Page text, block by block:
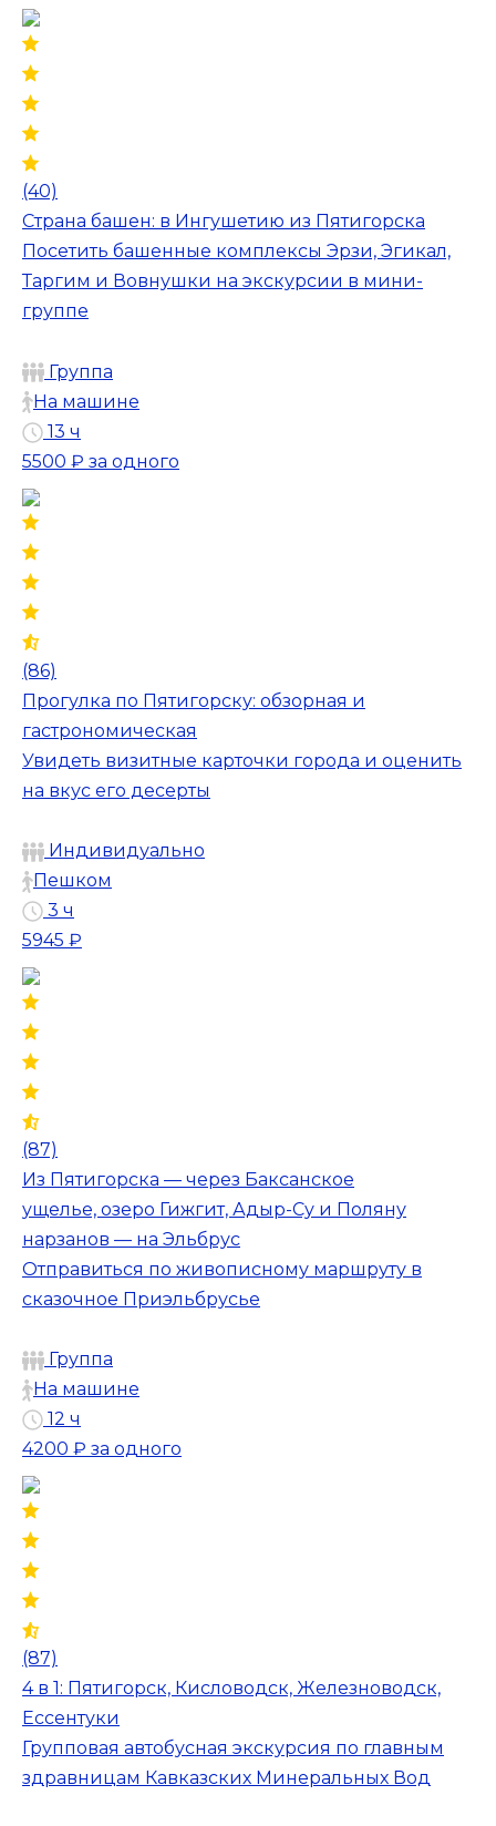
(40)
Страна башен: в Ингушетию из Пятигорска
Посетить башенные комплексы Эрзи, Эгикал,
Таргим и Вовнушки на экскурсии в мини-
группе
Группа
На машине
13 ч
5500 ₽ за одного
(86)
Прогулка по Пятигорску: обзорная и
гастрономическая
Увидеть визитные карточки города и оценить
на вкус его десерты
Индивидуально
Пешком
3 ч
5945 ₽
(87)
Из Пятигорска — через Баксанское
ущелье, озеро Гижгит, Адыр-Су и Поляну
нарзанов — на Эльбрус
Отправиться по живописному маршруту в
сказочное Приэльбрусье
Группа
На машине
12 ч
4200 ₽ за одного
(87)
4 в 1: Пятигорск, Кисловодск, Железноводск,
Ессентуки
Групповая автобусная экскурсия по главным
здравницам Кавказских Минеральных Вод